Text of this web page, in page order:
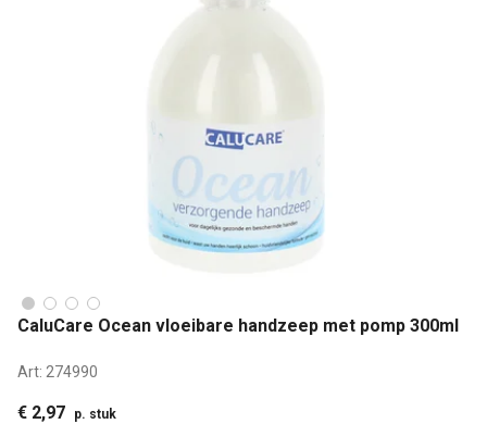
CaluCare Ocean vloeibare handzeep met pomp 300ml
Art: 274990
€ 2,97 p. stuk